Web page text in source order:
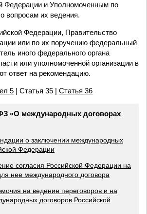
Федерации и Уполномоченным по
вопросам их ведения.
Федерации, Правительство
или по их поручению федеральный
иного федерального органа
или уполномоченной организации в
ответ на рекомендацию.
5 | Статья 35 |Статья 36
«О международных договорах
о заключении международных
Федерации
согласия Российской Федерации на
нее международного договора
на ведение переговоров и на
договоров Российской